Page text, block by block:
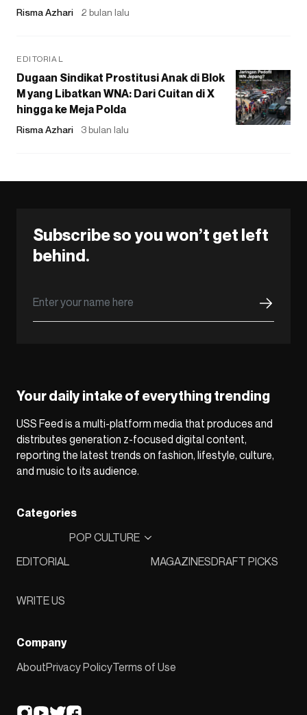
Risma Azhari 2 bulan lalu
EDITORIAL
Dugaan Sindikat Prostitusi Anak di Blok
M yang Libatkan WNA: Dari Cuitan di X
hingga ke Meja Polda
Risma Azhari 3 bulan lalu
Subscribe so you won’t get left
behind.
Your daily intake of everything trending
USS Feed is a multi-platform media that produces and
distributes generation z-focused digital content,
reporting the latest trends on fashion, lifestyle, culture,
and music to its audience.
Categories
EDITORIAL
POP CULTURE
MAGAZINESDRAFT PICKS
WRITE US
Company
AboutPrivacy PolicyTerms of Use